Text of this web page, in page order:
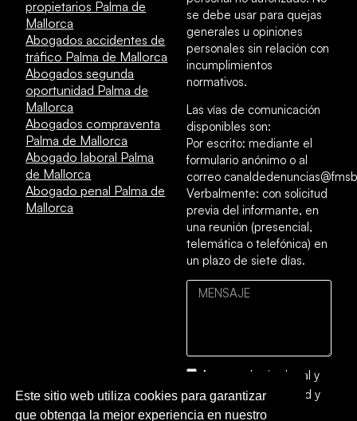
propietarios Palma de
Mallorca
Abogados accidentes de
tráfico Palma de Mallorca
Abogados segunda
oportunidad Palma de
Mallorca
Abogados compraventa
Palma de Mallorca
Abogado laboral Palma
de Mallorca
Abogado penal Palma de
Mallorca
se debe usar para quejas
generales u opiniones
personales sin relación con
incumplimientos
normativos.
Las vías de comunicación
disponibles son:
Por escrito: mediante el
formulario anónimo o al
correo
Verbalmente: con solicitud
previa del informante, en
una reunión (presencial,
telemática o telefónica) en
un plazo de siete días.
Acepto el aviso legal y
lapolítica de privacidad y
cookies
Este sitio web utiliza cookies para garantizar
que obtenga la mejor experiencia en nuestro